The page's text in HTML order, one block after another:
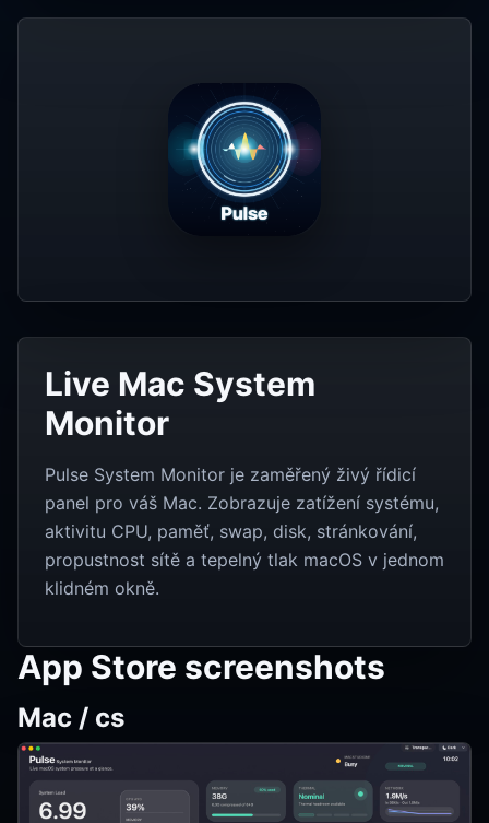
Live Mac System
Monitor
Pulse System Monitor je zaměřený živý řídicí
panel pro váš Mac. Zobrazuje zatížení systému,
aktivitu CPU, paměť, swap, disk, stránkování,
propustnost sítě a tepelný tlak macOS v jednom
klidném okně.
App Store screenshots
Mac / cs